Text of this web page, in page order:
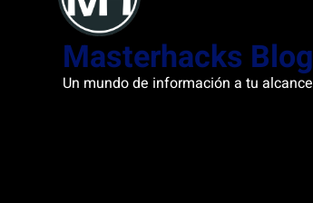
Masterhacks Blog
Un mundo de información a tu alcance